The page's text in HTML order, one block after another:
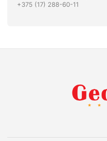
+375 (17) 288-60-11